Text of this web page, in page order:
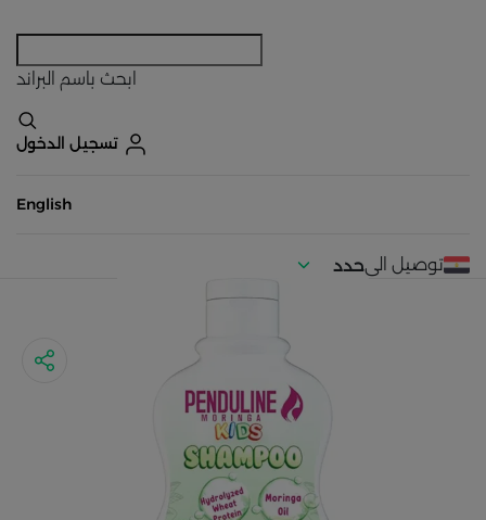
ابحث باسم البراند
تسجيل الدخول
English
توصيل الىحدد